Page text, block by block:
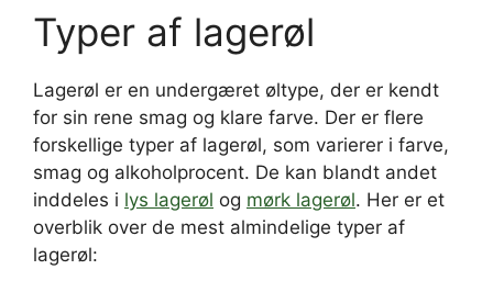
Typer af lagerøl
Lagerøl er en undergæret øltype, der er kendt
for sin rene smag og klare farve. Der er flere
forskellige typer af lagerøl, som varierer i farve,
smag og alkoholprocent. De kan blandt andet
inddeles i lys lagerøl og mørk lagerøl. Her er et
overblik over de mest almindelige typer af
lagerøl: